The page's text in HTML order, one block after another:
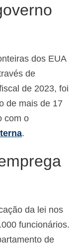
)
dos EUA
de
de 2023, foi
de mais de 17
com o
.
da lei nos
funcionários.
de